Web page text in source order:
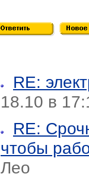
RE:
18.10 в
RE:
чтобы
Лео